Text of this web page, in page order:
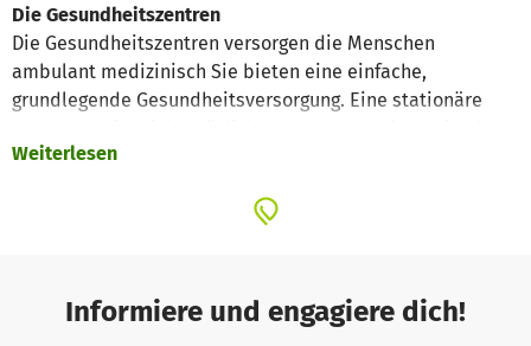
Die Gesundheitszentren
Die Gesundheitszentren versorgen die Menschen
ambulant medizinisch Sie bieten eine einfache,
grundlegende Gesundheitsversorgung. Eine stationäre
DREAM Kenya Trust, hat HIV-Ambulanzen in den
Wir unterstützen die medizinische Versorgung für Frauen
Test angeboten. Im Falle einer HIV-Infektion werden sie in
das Programm zur Prävention der Mutter-Kind-
Weiterlesen
Informiere und engagiere dich!